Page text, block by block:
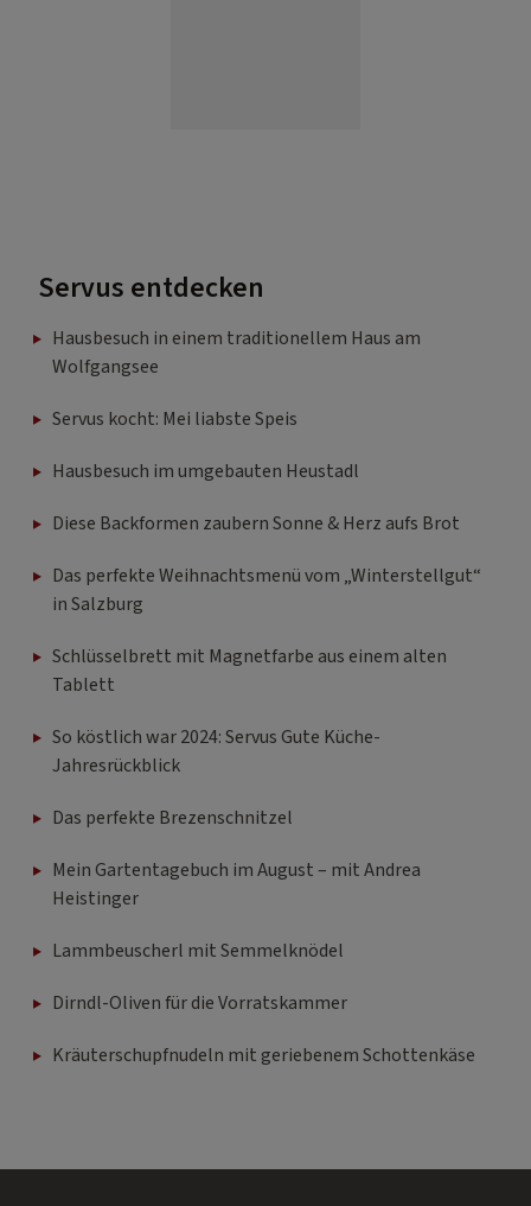
Servus entdecken
Hausbesuch in einem traditionellem Haus am
Wolfgangsee
Servus kocht: Mei liabste Speis
Hausbesuch im umgebauten Heustadl
Diese Backformen zaubern Sonne & Herz aufs Brot
Das perfekte Weihnachtsmenü vom „Winterstellgut“
in Salzburg
Schlüsselbrett mit Magnetfarbe aus einem alten
Tablett
So köstlich war 2024: Servus Gute Küche-
Jahresrückblick
Das perfekte Brezenschnitzel
Mein Gartentagebuch im August – mit Andrea
Heistinger
Lammbeuscherl mit Semmelknödel
Dirndl-Oliven für die Vorratskammer
Kräuterschupfnudeln mit geriebenem Schottenkäse